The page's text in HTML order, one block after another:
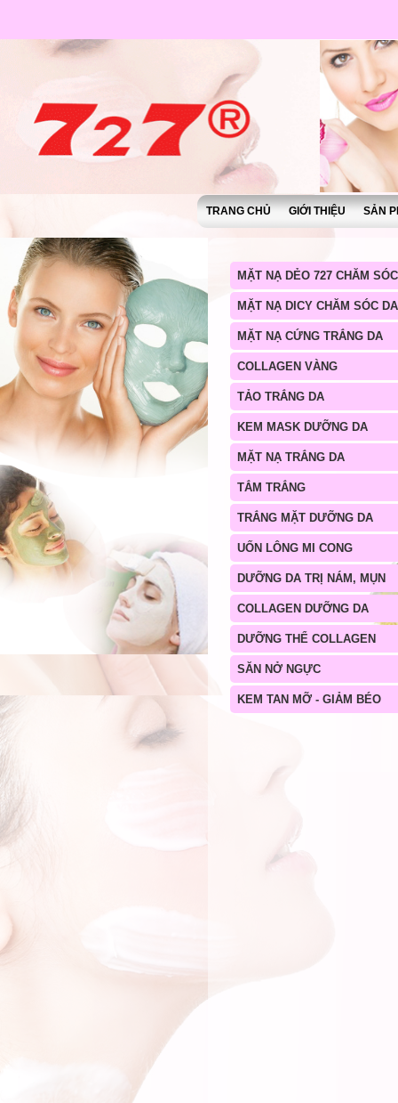
TRANG CHỦ GIỚI THIỆU SẢN
MẶT NẠ DẺO 727 CHĂM
MẶT NẠ DICY CHĂM SÓC DA
MẶT NẠ CỨNG TRẮNG DA
COLLAGEN VÀNG
TẢO TRẮNG DA
KEM MASK DƯỠNG DA
MẶT NẠ TRẮNG DA
TẮM TRẮNG
TRẮNG MẶT DƯỠNG DA
UỐN LÔNG MI CONG
DƯỠNG DA TRỊ NÁM, MỤN
COLLAGEN DƯỠNG DA
DƯỠNG THỂ COLLAGEN
SĂN NỞ NGỰC
KEM TAN MỠ - GIẢM BÉO